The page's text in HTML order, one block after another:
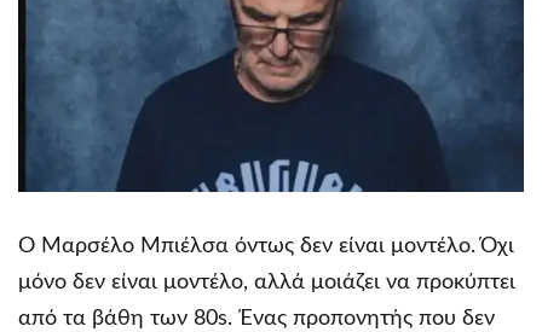
Ο Μαρσέλο Μπιέλσα όντως δεν είναι μοντέλο. Όχι
μόνο δεν είναι μοντέλο, αλλά μοιάζει να προκύπτει
από τα βάθη των 80s. Ένας προπονητής που δεν